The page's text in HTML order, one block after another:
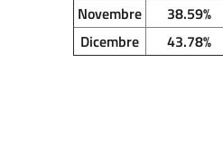
Novembre
38.59%
Dicembre
43.78%